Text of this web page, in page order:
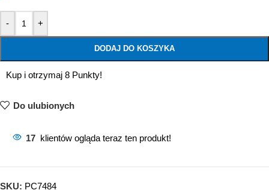
- +
DODAJ DO KOSZYKA
Kup i otrzymaj 8 Punkty!
Do ulubionych
17 klientów ogląda teraz ten produkt!
SKU: PC7484